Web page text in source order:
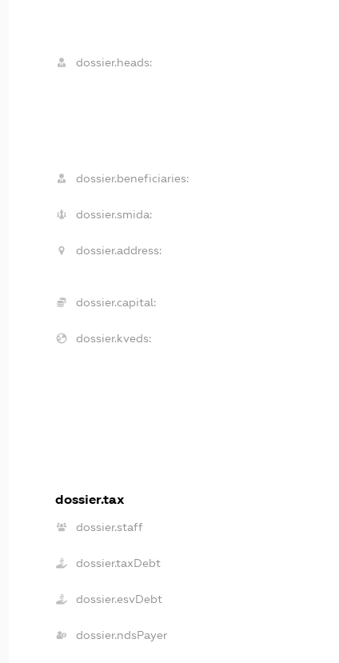
dossier.heads:
dossier.beneficiaries:
dossier.smida:
dossier.address:
dossier.capital:
dossier.kveds:
dossier.tax
dossier.staff
dossier.taxDebt
dossier.esvDebt
dossier.ndsPayer